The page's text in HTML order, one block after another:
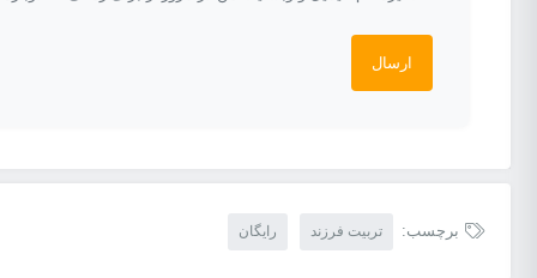
برچسب: تربیت فرزند رایگان